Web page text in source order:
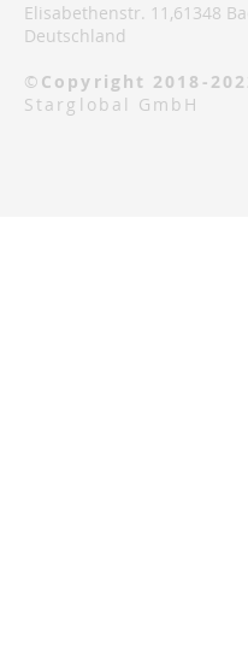
Elisabethenstr. 11,61348
Deutschland
© Copyright 2018-
Starglobal GmbH